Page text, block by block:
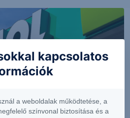
kapcsolatos
a weboldalak működtetése, a
színvonal biztosítása és a